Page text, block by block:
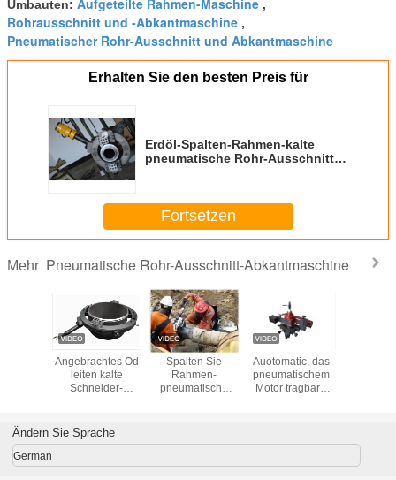
Umbauten: ,
Rohrausschnitt und -Abkantmaschine ,
Pneumatischer Rohr-Ausschnitt und Abkantmaschine
Erhalten Sie den besten Preis für
Erdöl-Spalten-Rahmen-kalte
pneumatische Rohr-Ausschnitt-
Fortsetzen
Mehr Pneumatische Rohr-Ausschnitt-Abkantmaschine
Angebrachtes Od
leiten kalte
Schneider-
Abkantmaschine
Spalten Sie
Rahmen-
pneumatische
2000L/Min auf
Auotomatic, das
pneumatischem
Motor tragbare
Ändern Sie Sprache
German